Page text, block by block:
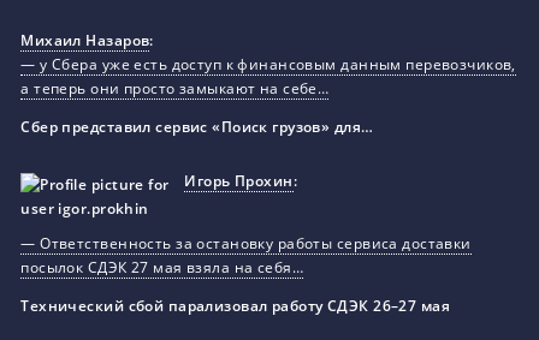
Михаил Назаров:
— у Сбера уже есть доступ к финансовым данным перевозчиков,
а теперь они просто замыкают на себе…
Сбер представил сервис «Поиск грузов» для…
Игорь Прохин:
— Ответственность за остановку работы сервиса доставки
посылок СДЭК 27 мая взяла на себя…
Технический сбой парализовал работу СДЭК 26–27 мая